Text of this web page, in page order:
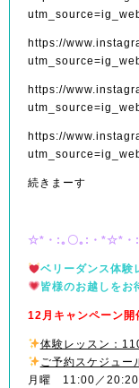
https://
https://
https://
続きまーす
☆*・:｡〇｡:・*☆*・
ベリーダンス体験
皆様のお越しをお
12月キャンペーン開
体験レッスン：
ご予約スケジュー
月曜 11:00／20:20